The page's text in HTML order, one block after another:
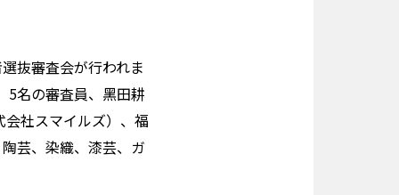
抜審査会が行われま
5名の審査員、黑田耕
会社スマイルズ）、福
芸、染織、漆芸、ガ